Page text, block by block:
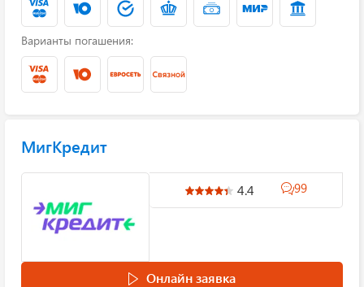
Варианты погашения:
МигКредит
4.4 99
Онлайн заявка